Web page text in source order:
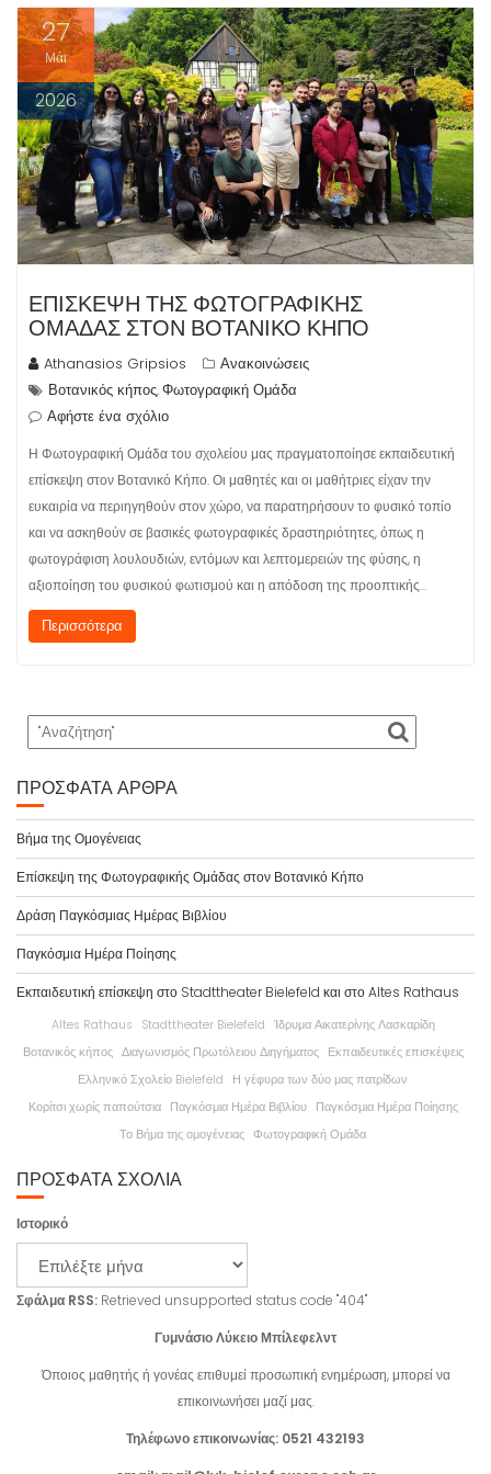
27
Μάι
2026
ΕΠΊΣΚΕΨΗ ΤΗΣ ΦΩΤΟΓΡΑΦΙΚΉΣ
ΟΜΆΔΑΣ ΣΤΟΝ ΒΟΤΑΝΙΚΌ ΚΉΠΟ
Athanasios Gripsios
Ανακοινώσεις
Βοτανικός κήπος,Φωτογραφική Ομάδα
Αφήστε ένα σχόλιο
Η Φωτογραφική Ομάδα του σχολείου μας πραγματοποίησε εκπαιδευτική
επίσκεψη στον Βοτανικό Κήπο. Οι μαθητές και οι μαθήτριες είχαν την
ευκαιρία να περιηγηθούν στον χώρο, να παρατηρήσουν το φυσικό τοπίο
και να ασκηθούν σε βασικές φωτογραφικές δραστηριότητες, όπως η
φωτογράφιση λουλουδιών, εντόμων και λεπτομερειών της φύσης, η
αξιοποίηση του φυσικού φωτισμού και η απόδοση της προοπτικής…
Περισσότερα
ΠΡΌΣΦΑΤΑ ΆΡΘΡΑ
Βήμα της Ομογένειας
Επίσκεψη της Φωτογραφικής Ομάδας στον Βοτανικό Κήπο
Δράση Παγκόσμιας Ημέρας Βιβλίου
Παγκόσμια Ημέρα Ποίησης
Εκπαιδευτική επίσκεψη στο Stadttheater Bielefeld και στο Altes Rathaus
Altes Rathaus Stadttheater Bielefeld Ίδρυμα Αικατερίνης Λασκαρίδη
Βοτανικός κήπος Διαγωνισμός Πρωτόλειου Διηγήματος
Εκπαιδευτικές επισκέψεις
Ελληνικό Σχολείο Bielefeld
Η γέφυρα των δύο μας πατρίδων
Κορίτσι χωρίς παπούτσια
Παγκόσμια Ημέρα Βιβλίου
Παγκόσμια Ημέρα Ποίησης
Το Βήμα της ομογένειας Φωτογραφική Ομάδα
ΠΡΌΣΦΑΤΑ ΣΧΌΛΙΑ
Ιστορικό
Σφάλμα RSS: Retrieved unsupported status code "404"
Γυμνάσιο Λύκειο Μπίλεφελντ
Όποιος μαθητής ή γονέας επιθυμεί προσωπική ενημέρωση, μπορεί να
επικοινωνήσει μαζί μας.
Τηλέφωνο επικοινωνίας: 0521 432193